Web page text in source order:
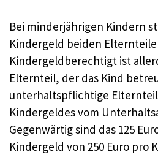
Bei minderjährigen Kindern
Kindergeld beiden
Kindergeldberechtigt ist
Elternteil, der das Kind
unterhaltspflichtige
Kindergeldes vom
Gegenwärtig sind das 125
Kindergeld von 250 Euro pro